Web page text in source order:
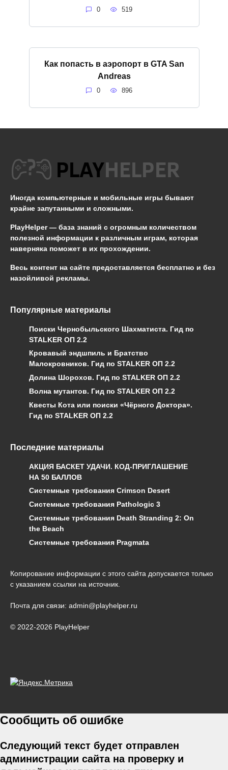
0 519
Как попасть в аэропорт в GTA San
Andreas
0 896
Иногда компьютерные и мобильные игры бывают
крайне запутанными и сложными.
PlayHelper — база знаний с огромным количеством
полезной информации к различным играм, которая
наверняка поможет в их прохождении.
Весь контент на сайте предоставляется бесплатно и без
назойливой рекламы.
Популярные материалы
Поиски Чернобыльского Шахматиста. Гид по
STALKER ОП 2.2
Кровавый эндшпиль и Братство
Малокровников. Гид по STALKER ОП 2.2
Долина Шорохов. Гид по STALKER ОП 2.2
Волна мутантов. Гид по STALKER ОП 2.2
Квесты Кота или поиски «Чёрного Доктора».
Гид по STALKER ОП 2.2
Последние материалы
АКЦИЯ БАСКЕТ УДАЧИ. КОД-ПРИГЛАШЕНИЕ
НА 50 БАЛЛОВ
Системные требования Crimson Desert
Системные требования Pathologic 3
Системные требования Death Stranding 2: On
the Beach
Системные требования Pragmata
Копирование информации с этого сайта допускается только
с указанием ссылки на источник.
Почта для связи: admin@playhelper.ru
© 2022-2026 PlayHelper
Сообщить об ошибке
Следующий текст будет отправлен
администрации сайта на проверку и